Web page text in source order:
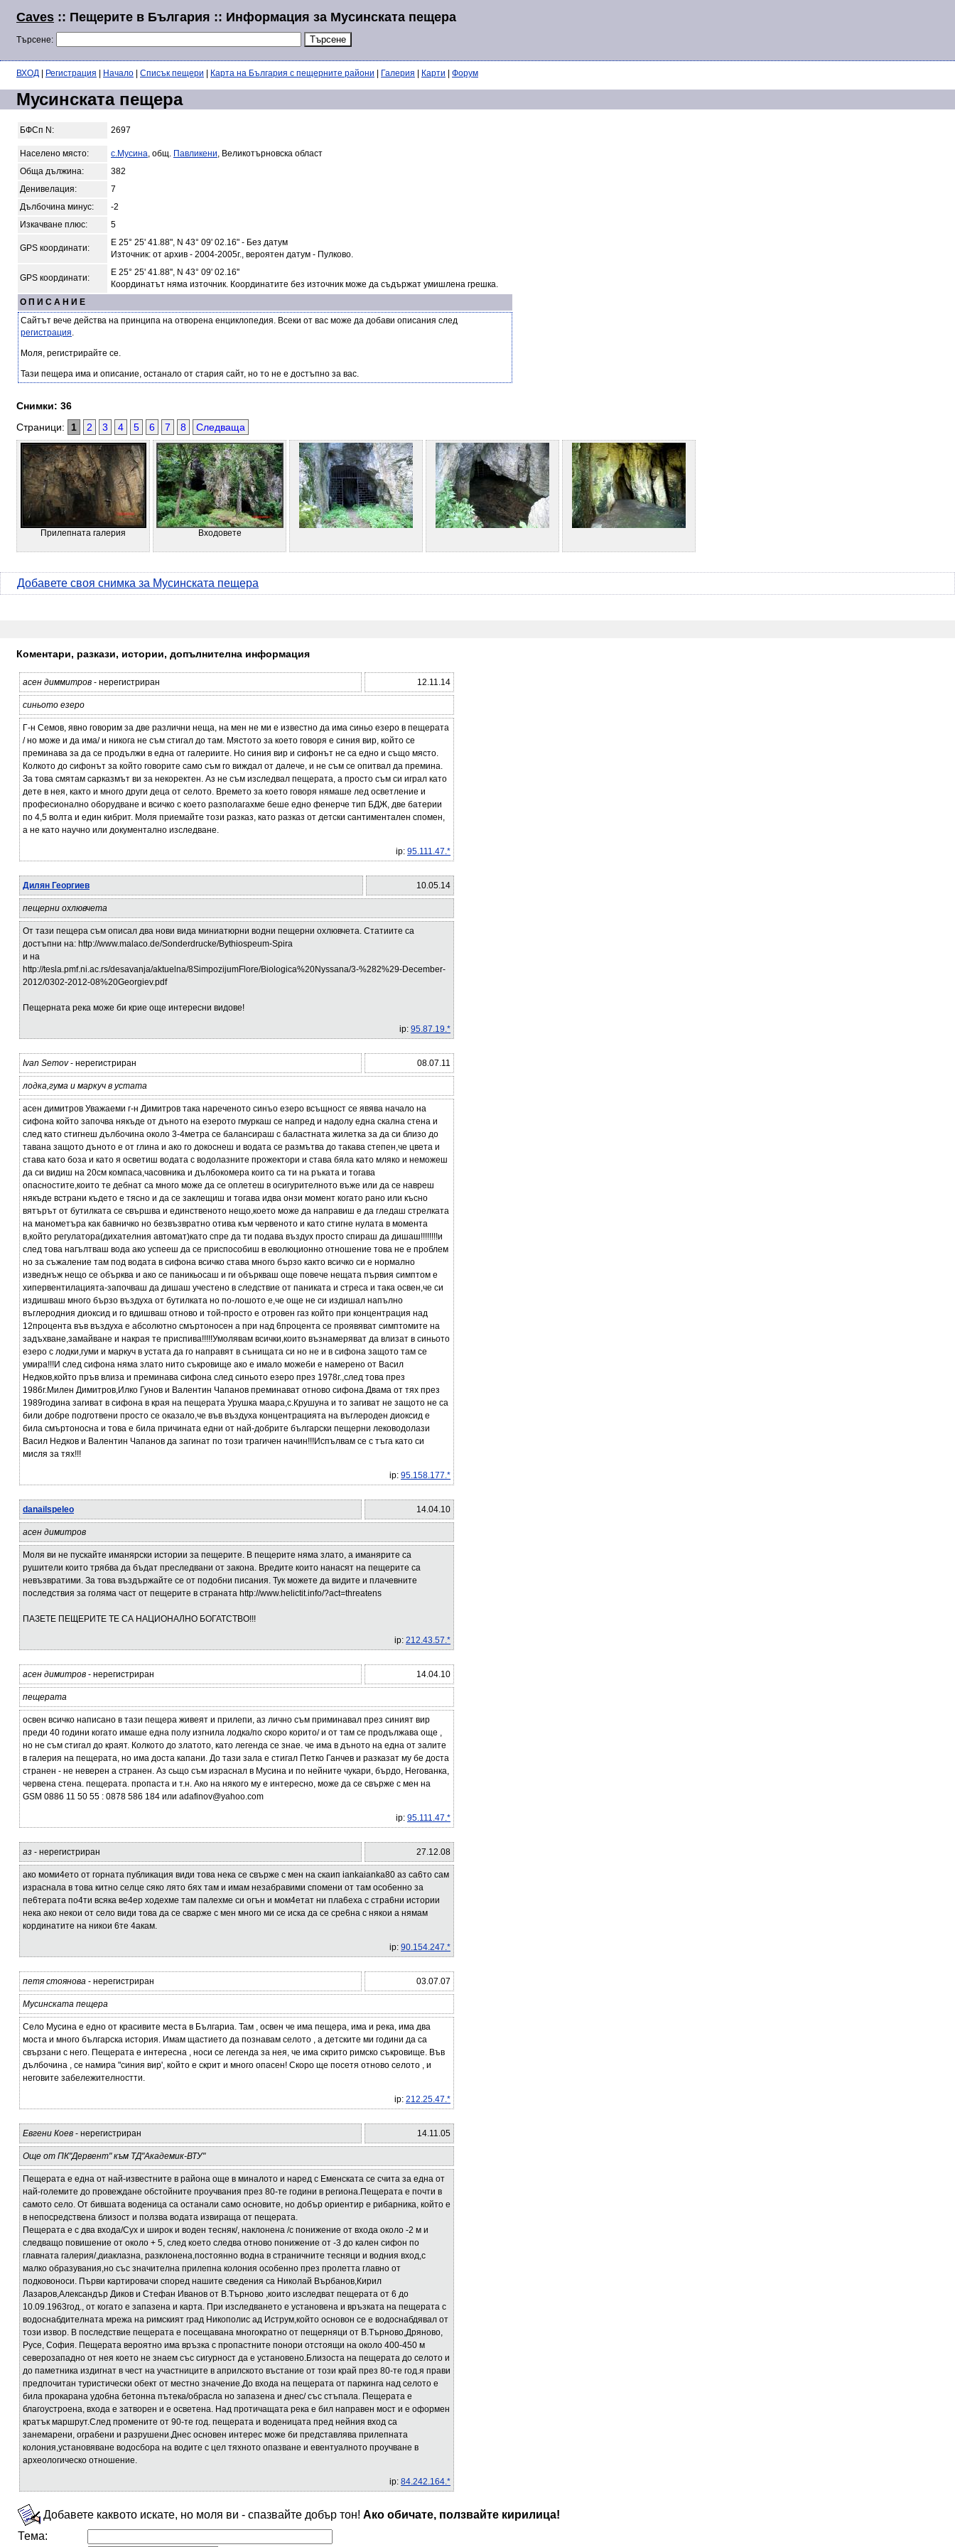
Caves :: Пещерите в България :: Информация за Мусинската пещера
Търсене:
ВХОД Регистрация Начало Списък пещери Карта на България с пещерните райони Галерия Карти Форум
Мусинската пещера
БФСп N: 2697
Населено място: с.Мусина, общ. Павликени, Великотърновска област
Обща дължина:
382
Денивелация:
7
Дълбочина минус:
-2
Изкачване плюс:
5
GPS координати:
E 25° 25' 41.88", N 43° 09' 02.16" - Без датум
Източник: от архив - 2004-2005г., вероятен датум - Пулково.
GPS координати:
E 25° 25' 41.88'', N 43° 09' 02.16''
Координатът няма източник. Координатите без източник може да съдържат умишлена грешка.
О П И С А Н И Е
Сайтът вече действа на принципа на отворена енциклопедия. Всеки от вас може да добави описания след
регистрация.
Моля, регистрирайте се.
Тази пещера има и описание, останало от стария сайт, но то не е достъпно за вас.
Снимки: 36
Страници:
1 2 3 4 5 6 7 8 Следваща
Прилепната галерия Входовете
Добавете своя снимка за Мусинската пещера
Коментари, разкази, истории, допълнителна информация
асен диммитров - нерегистриран 12.11.14
синьото езеро
Г-н Семов, явно говорим за две различни неща, на мен не ми е известно да има синьо езеро в пещерата
/ но може и да има/ и никога не съм стигал до там. Мястото за което говоря е синия вир, който се
преминава за да се продължи в една от галериите. Но синия вир и сифонът не са едно и също място.
Колкото до сифонът за който говорите само съм го виждал от далече, и не съм се опитвал да премина.
За това смятам сарказмът ви за некоректен. Аз не съм изследвал пещерата, а просто съм си играл като
дете в нея, както и много други деца от селото. Времето за което говоря нямаше лед осветление и
професионално оборудване и всичко с което разполагахме беше едно фенерче тип БДЖ, две батерии
по 4,5 волта и един кибрит. Моля приемайте този разказ, като разказ от детски сантиментален спомен,
а не като научно или документално изследване.
ip: 95.111.47.*
Дилян Георгиев 10.05.14
пещерни охлювчета
От тази пещера съм описал два нови вида миниатюрни водни пещерни охлювчета. Статиите са
достъпни на: http://www.malaco.de/Sonderdrucke/Bythiospeum-Spira
и на
http://tesla.pmf.ni.ac.rs/desavanja/aktuelna/8SimpozijumFlore/Biologica%20Nyssana/3-%282%29-December-
2012/0302-2012-08%20Georgiev.pdf
Пещерната река може би крие още интересни видове!
ip: 95.87.19.*
Ivan Semov- нерегистриран 08.07.11
лодка,гума и маркуч в устата
асен димитров Уважаеми г-н Димитров така нареченото синъо езеро всъщност се явява начало на
сифона който започва някъде от дъното на езерото гмуркаш се напред и надолу една скална стена и
след като стигнеш дълбочина около 3-4метра се балансираш с баластната жилетка за да си близо до
тавана защото дъното е от глина и ако го докоснеш и водата се размътва до такава степен,че цвета и
става като боза и като я осветиш водата с водолазните прожектори и става бяла като мляко и неможеш
да си видиш на 20см компаса,часовника и дълбокомера които са ти на ръката и тогава
опасностите,които те дебнат са много може да се оплетеш в осигурителното въже или да се навреш
някъде встрани където е тясно и да се заклещиш и тогава идва онзи момент когато рано или късно
вятърът от бутилката се свършва и единственото нещо,което може да направиш е да гледаш стрелката
на манометъра как бавничко но безвъзвратно отива към червеното и като стигне нулата в момента
в,който регулатора(дихателния автомат)като спре да ти подава въздух просто спираш да дишаш!!!!!!!!и
след това нагълтваш вода ако успееш да се приспособиш в еволюционно отношение това не е проблем
но за съжаление там под водата в сифона всичко става много бързо както всичко си е нормално
изведнъж нещо се обърква и ако се паникьосаш и ги объркваш още повече нещата първия симптом е
хипервентилацията-започваш да дишаш учестено в следствие от паниката и стреса и така освен,че си
издишваш много бързо въздуха от бутилката но по-лошото е,че още не си издишал напълно
въглеродния диоксид и го вдишваш отново и той-просто е отровен газ който при концентрация над
12процента във въздуха е абсолютно смъртоносен а при над 6процента се проявяват симптомите на
задъхване,замайване и накрая те приспива!!!!!Умолявам всички,които възнамеряват да влизат в синьото
езеро с лодки,гуми и маркуч в устата да го направят в сънищата си но не и в сифона защото там се
умира!!!И след сифона няма злато нито съкровище ако е имало можеби е намерено от Васил
Недков,който пръв влиза и преминава сифона след синьото езеро през 1978г.,след това през
1986г.Милен Димитров,Илко Гунов и Валентин Чапанов преминават отново сифона.Двама от тях през
1989година загиват в сифона в края на пещерата Урушка маара,с.Крушуна и то загиват не защото не са
били добре подготвени просто се оказало,че във въздуха концентрацията на въглероден диоксид е
била смъртоносна и това е била причината едни от най-добрите български пещерни леководолази
Васил Недков и Валентин Чапанов да загинат по този трагичен начин!!!Испълвам се с тъга като си
мисля за тях!!!
ip: 95.158.177.*
danailspeleo 14.04.10
асен димитров
Моля ви не пускайте иманярски истории за пещерите. В пещерите няма злато, а иманярите са
рушители които трябва да бъдат преследвани от закона. Вредите които нанасят на пещерите са
невъзвратими. За това въздържайте се от подобни писания. Тук можете да видите и плачевните
последствия за голяма част от пещерите в страната http://www.helictit.info/?act=threatens
ПАЗЕТЕ ПЕЩЕРИТЕ ТЕ СА НАЦИОНАЛНО БОГАТСТВО!!!
ip: 212.43.57.*
асен димитров - нерегистриран 14.04.10
пещерата
освен всичко написано в тази пещера живеят и прилепи, аз лично съм приминавал през синият вир
преди 40 години когато имаше една полу изгнила лодка/по скоро корито/ и от там се продължава още ,
но не съм стигал до краят. Колкото до златото, като легенда се знае. че има в дъното на една от залите
в галерия на пещерата, но има доста капани. До тази зала е стигал Петко Ганчев и разказат му бе доста
странен - не неверен а странен. Аз сьщо съм израснал в Мусина и по нейните чукари, бърдо, Негованка,
червена стена. пещерата. пропаста и т.н. Ако на някого му е интересно, може да се свърже с мен на
GSM 0886 11 50 55 : 0878 586 184 или adafinov@yahoo.com
ip: 95.111.47.*
аз - нерегистриран 27.12.08
ако моми4ето от горната публикация види това нека се свърже с мен на скаип iankaianka80 аз са6то сам
израснала в това китно селце сяко лято бях там и имам незабравими спомени от там особенно за
пе6терата по4ти всяка ве4ер ходехме там палехме си огън и мом4етат ни пла6еха с стра6ни истории
нека ако некои от село види това да се сварже с мен много ми се иска да се сре6на с някои а нямам
кординатите на никои 6те 4акам.
ip: 90.154.247.*
петя стоянова - нерегистриран 03.07.07
Мусинската пещера
Село Мусина е едно от красивите места в Българиа. Там , освен че има пещера, има и река, има два
моста и много българска история. Имам щастието да познавам селото , а детските ми години да са
свързани с него. Пещерата е интересна , носи се легенда за нея, че има скрито римско съкровище. Във
дълбочина , се намира "синия вир', който е скрит и много опасен! Скоро ще посетя отново селото , и
неговите забележителностти.
ip: 212.25.47.*
Евгени Коев - нерегистриран 14.11.05
Още от ПК"Дервент" към ТД"Академик-ВТУ"
Пещерата е една от най-известните в района още в миналото и наред с Еменската се счита за една от
най-големите до провеждане обстойните проучвания през 80-те години в региона.Пещерата е почти в
самото село. От бившата воденица са останали само основите, но добър ориентир е рибарника, който е
в непосредствена близост и ползва водата извираща от пещерата.
Пещерата е с два входа/Сух и широк и воден тесняк/, наклонена /с понижение от входа около -2 м и
следващо повишение от около + 5, след което следва отново понижение от -3 до кален сифон по
главната галерия/,диаклазна, разклонена,постоянно водна в страничните тесняци и водния вход,с
малко образувания,но със значителна прилепна колония особенно през пролетта главно от
подковоноси. Първи картировачи според нашите сведения са Николай Върбанов,Кирил
Лазаров,Александър Диков и Стефан Иванов от В.Търново ,които изследват пещерата от 6 до
10.09.1963год., от когато е запазена и карта. При изследването е установена и връзката на пещерата с
водоснабдителната мрежа на римският град Никополис ад Иструм,който основон се е водоснабдявал от
този извор. В последствие пещерата е посещавана многократно от пещерняци от В.Търново,Дряново,
Русе, София. Пещерата вероятно има връзка с пропастните понори отстоящи на около 400-450 м
северозападно от нея което не знаем със сигурност да е установено.Близоста на пещерата до селото и
до паметника издигнат в чест на участниците в априлското въстание от този край през 80-те год.я прави
предпочитан туристически обект от местно значение.До входа на пещерата от паркинга над селото е
била прокарана удобна бетонна пътека/обрасла но запазена и днес/ със стъпала. Пещерата е
благоустроена, входа е затворен и е осветена. Над протичащата река е бил направен мост и е оформен
кратък маршрут.След промените от 90-те год. пещерата и воденицата пред нейния вход са
занемарени, ограбени и разрушени.Днес основен интерес може би представлява прилепната
колония,установяване водосбора на водите с цел тяхното опазване и евентуалното проучване в
археологическо отношение.
ip: 84.242.164.*
Добавете каквото искате, но моля ви - спазвайте добър тон! Ако обичате, ползвайте кирилица!
Тема: